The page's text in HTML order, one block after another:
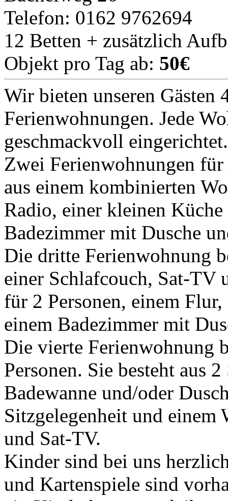
Telefon: 0162 9762694
12 Betten + zusätzlich
Objekt pro Tag ab: 50€
Wir bieten unseren Gästen
Ferienwohnungen. Jede
geschmackvoll eingerichtet.
Zwei Ferienwohnungen für
aus einem kombinierten
Radio, einer kleinen
Badezimmer mit Dusche
Die dritte Ferienwohnung
einer Schlafcouch, Sat-TV
für 2 Personen, einem
einem Badezimmer mit
Die vierte Ferienwohnung
Personen. Sie besteht aus
Badewanne und/oder
Sitzgelegenheit und
und Sat-TV.
Kinder sind bei uns
und Kartenspiele sind